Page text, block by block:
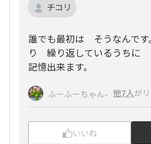
チコリ
誰でも最初は そうなんです
り 繰り返しているうちに
記憶出来ます。
ふーふーちゃん、 他7人が
いいね